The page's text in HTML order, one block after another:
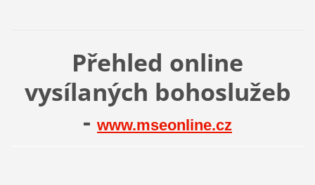
Přehled online
vysílaných bohoslužeb
- www.mseonline.cz